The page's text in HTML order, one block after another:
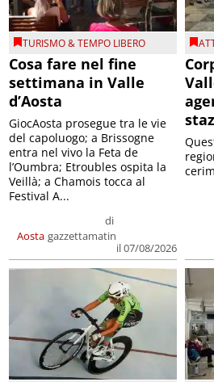
TURISMO & TEMPO LIBERO
Cosa fare nel fine
settimana in Valle
d’Aosta
Aosta
di
gazzettamatin
il 07/08/2026
GiocAosta prosegue tra le vie
del capoluogo; a Brissogne
entra nel vivo la Feta de
l’Oumbra; Etroubles ospita la
Veillà; a Chamois tocca al
Festival A...